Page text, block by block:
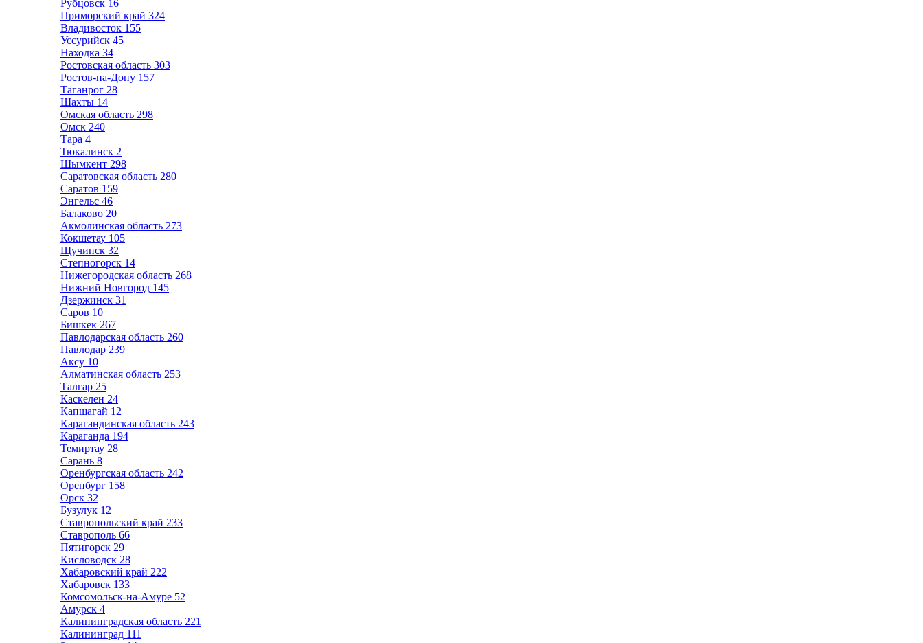
Рубцовск 16
Приморский край 324
Владивосток 155
Уссурийск 45
Находка 34
Ростовская область 303
Ростов-на-Дону 157
Таганрог 28
Шахты 14
Омская область 298
Омск 240
Тара 4
Тюкалинск 2
Шымкент 298
Саратовская область 280
Саратов 159
Энгельс 46
Балаково 20
Акмолинская область 273
Кокшетау 105
Щучинск 32
Степногорск 14
Нижегородская область 268
Нижний Новгород 145
Дзержинск 31
Саров 10
Бишкек 267
Павлодарская область 260
Павлодар 239
Аксу 10
Алматинская область 253
Талгар 25
Каскелен 24
Капшагай 12
Карагандинская область 243
Караганда 194
Темиртау 28
Сарань 8
Оренбургская область 242
Оренбург 158
Орск 32
Бузулук 12
Ставропольский край 233
Ставрополь 66
Пятигорск 29
Кисловодск 28
Хабаровский край 222
Хабаровск 133
Комсомольск-на-Амуре 52
Амурск 4
Калининградская область 221
Калининград 111